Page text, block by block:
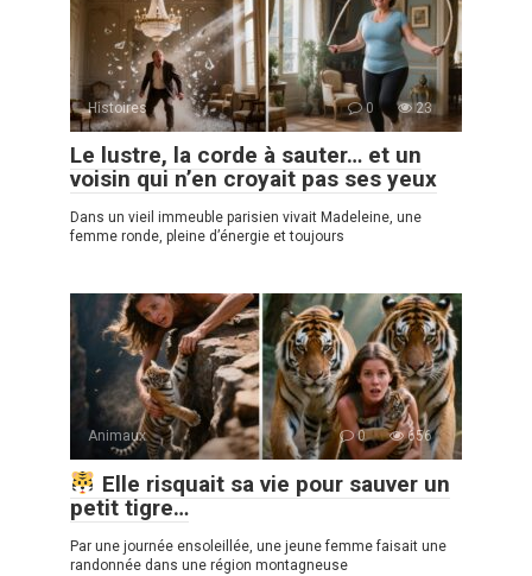
Histoires 0 23
Le lustre, la corde à sauter… et un
voisin qui n’en croyait pas ses yeux
Dans un vieil immeuble parisien vivait Madeleine, une
femme ronde, pleine d’énergie et toujours
Animaux 0 656
Elle risquait sa vie pour sauver un
petit tigre…
Par une journée ensoleillée, une jeune femme faisait une
randonnée dans une région montagneuse